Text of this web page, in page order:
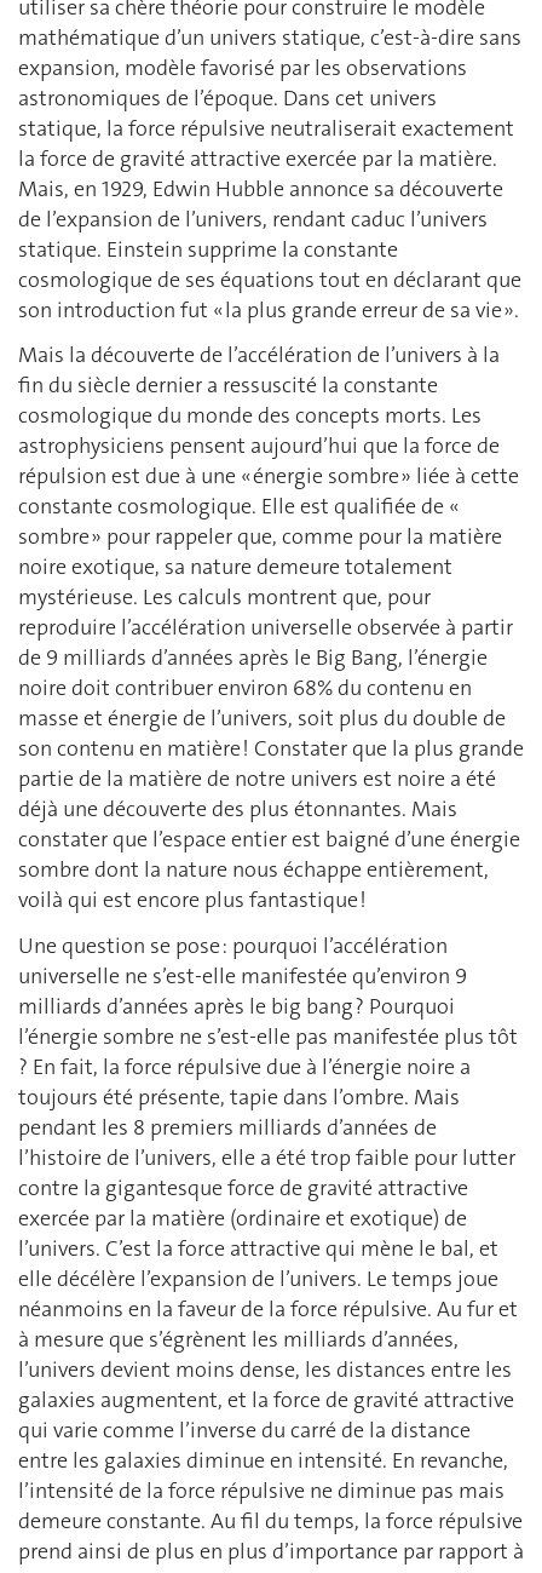
utiliser sa chère théorie pour construire le modèle
mathématique d’un univers statique, c’est-à-dire sans
expansion, modèle favorisé par les observations
astronomiques de l’époque. Dans cet univers
statique, la force répulsive neutraliserait exactement
la force de gravité attractive exercée par la matière.
Mais, en 1929, Edwin Hubble annonce sa découverte
de l’expansion de l’univers, rendant caduc l’univers
statique. Einstein supprime la constante
cosmologique de ses équations tout en déclarant que
son introduction fut « la plus grande erreur de sa vie ».
Mais la découverte de l’accélération de l’univers à la
fin du siècle dernier a ressuscité la constante
cosmologique du monde des concepts morts. Les
astrophysiciens pensent aujourd’hui que la force de
répulsion est due à une « énergie sombre » liée à cette
constante cosmologique. Elle est qualifiée de «
sombre » pour rappeler que, comme pour la matière
noire exotique, sa nature demeure totalement
mystérieuse. Les calculs montrent que, pour
reproduire l’accélération universelle observée à partir
de 9 milliards d’années après le Big Bang, l’énergie
noire doit contribuer environ 68% du contenu en
masse et énergie de l’univers, soit plus du double de
son contenu en matière ! Constater que la plus grande
partie de la matière de notre univers est noire a été
déjà une découverte des plus étonnantes. Mais
constater que l’espace entier est baigné d’une énergie
sombre dont la nature nous échappe entièrement,
voilà qui est encore plus fantastique !
Une question se pose : pourquoi l’accélération
universelle ne s’est-elle manifestée qu’environ 9
milliards d’années après le big bang ? Pourquoi
l’énergie sombre ne s’est-elle pas manifestée plus tôt
? En fait, la force répulsive due à l’énergie noire a
toujours été présente, tapie dans l’ombre. Mais
pendant les 8 premiers milliards d’années de
l’histoire de l’univers, elle a été trop faible pour lutter
contre la gigantesque force de gravité attractive
exercée par la matière (ordinaire et exotique) de
l’univers. C’est la force attractive qui mène le bal, et
elle décélère l’expansion de l’univers. Le temps joue
néanmoins en la faveur de la force répulsive. Au fur et
à mesure que s’égrènent les milliards d’années,
l’univers devient moins dense, les distances entre les
galaxies augmentent, et la force de gravité attractive
qui varie comme l’inverse du carré de la distance
entre les galaxies diminue en intensité. En revanche,
l’intensité de la force répulsive ne diminue pas mais
demeure constante. Au fil du temps, la force répulsive
prend ainsi de plus en plus d’importance par rapport à